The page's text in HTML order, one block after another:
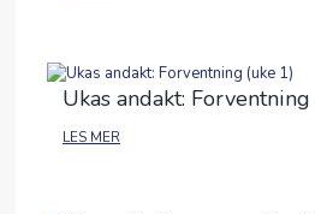
Ukas andakt:
LES MER